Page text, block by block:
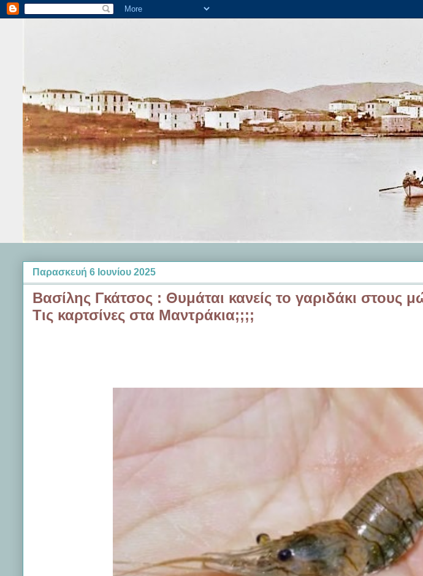
Παρασκευή 6 Ιουνίου 2025
Βασίλης Γκάτσος : Θυμάται κανείς το γαριδάκι στους
Τις καρτσίνες στα Μαντράκια;;;;